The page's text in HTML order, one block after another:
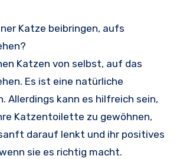
Katze beibringen, aufs
Katzen von selbst, auf das
Es ist eine natürliche
Allerdings kann es hilfreich sein,
Katzentoilette zu gewöhnen,
darauf lenkt und ihr positives
sie es richtig macht.